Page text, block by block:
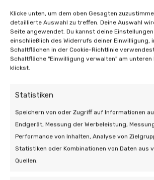
Klicke unten, um dem oben Gesagten
detaillierte Auswahl zu treffen. Deine Auswahl
Seite angewendet. Du kannst deine
einschließlich des Widerrufs deiner Einwilligung,
Schaltflächen in der Cookie-Richtlinie
Schaltfläche "Einwilligung verwalten" am
klickst.
Statistiken
Speichern von oder Zugriff auf Informationen
Endgerät, Messung der Werbeleistung,
Performance von Inhalten, Analyse von
Statistiken oder Kombinationen von Daten aus
Quellen.
05 Feb. 2026 | Algemeen
WTW-Lüftung in einem
Haus: Wie geht das?